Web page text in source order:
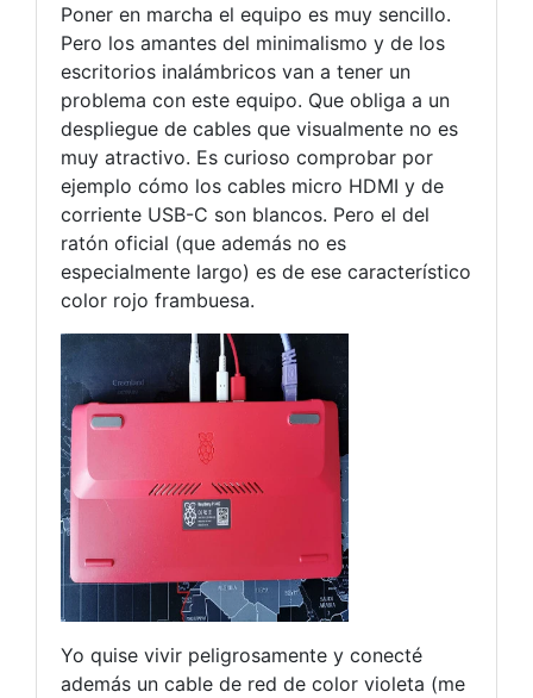
Poner en marcha el equipo es muy sencillo.
Pero los amantes del minimalismo y de los
escritorios inalámbricos van a tener un
problema con este equipo. Que obliga a un
despliegue de cables que visualmente no es
muy atractivo. Es curioso comprobar por
ejemplo cómo los cables micro HDMI y de
corriente USB-C son blancos. Pero el del
ratón oficial (que además no es
especialmente largo) es de ese característico
color rojo frambuesa.
Yo quise vivir peligrosamente y conecté
además un cable de red de color violeta (me